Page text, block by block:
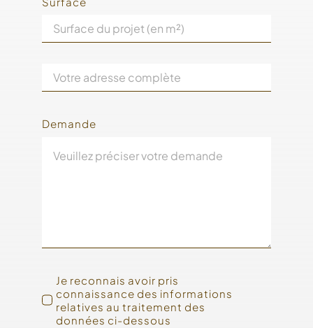
Demande
Je reconnais avoir pris
connaissance des informations
relatives au traitement des
données ci-dessous